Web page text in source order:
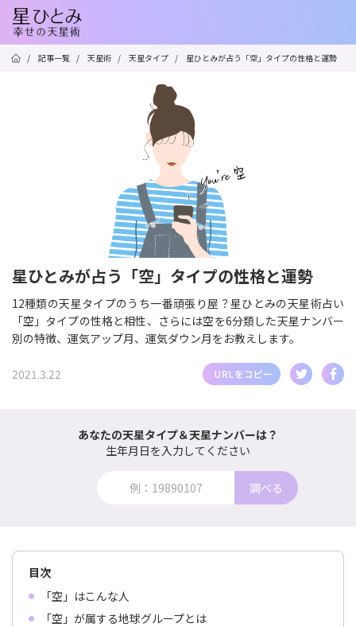
/ 記事一覧 / 天星術 / 天星タイプ / 星ひとみが占う「空」タイプの性格と運勢
星ひとみが占う「空」タイプの性格と運勢
12種類の天星タイプのうち一番頑張り屋？星ひとみの天星術占い
「空」タイプの性格と相性、さらには空を6分類した天星ナンバー
別の特徴、運気アップ月、運気ダウン月をお教えします。
2021.3.22
あなたの天星タイプ＆天星ナンバーは？
生年月日を入力してください
調べる
目次
「空」はこんな人
「空」が属する地球グループとは